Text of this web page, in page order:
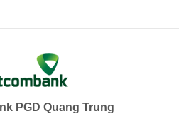
PGD Quang Trung